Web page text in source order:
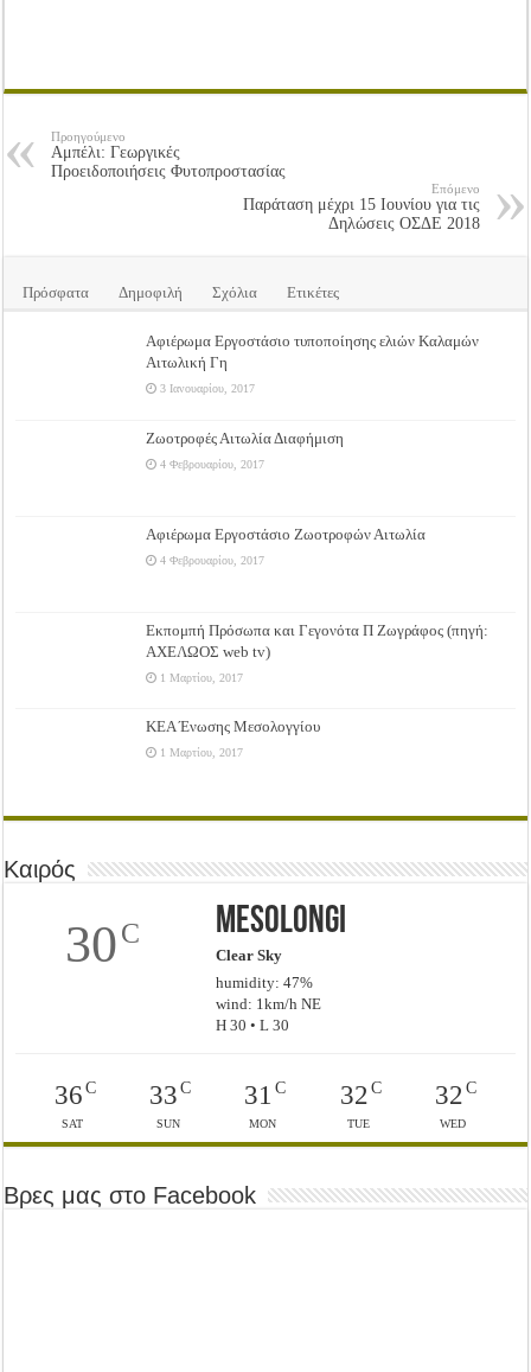
Προηγούμενο
Αμπέλι: Γεωργικές
Προειδοποιήσεις Φυτοπροστασίας
Επόμενο
Παράταση μέχρι 15 Ιουνίου για τις
Δηλώσεις ΟΣΔΕ 2018
Πρόσφατα Δημοφιλή Σχόλια Ετικέτες
Αφιέρωμα Εργοστάσιο τυποποίησης ελιών Καλαμών
Αιτωλική Γη
3 Ιανουαρίου, 2017
Ζωοτροφές Αιτωλία Διαφήμιση
4 Φεβρουαρίου, 2017
Αφιέρωμα Εργοστάσιο Ζωοτροφών Αιτωλία
4 Φεβρουαρίου, 2017
Εκπομπή Πρόσωπα και Γεγονότα Π Ζωγράφος (πηγή:
ΑΧΕΛΩΟΣ web tv)
1 Μαρτίου, 2017
ΚΕΑ Ένωσης Μεσολογγίου
1 Μαρτίου, 2017
Καιρός
30C Mesolongi
Clear Sky
humidity: 47%
wind: 1km/h NE
H 30 • L 30
36C
SAT
33C
SUN
31 C
MON
32C
TUE
32C
WED
Βρες μας στο Facebook